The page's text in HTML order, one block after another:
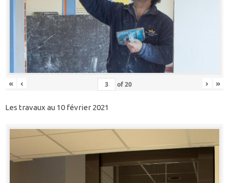
« ‹ of20 › »
Les travaux au 10 février 2021